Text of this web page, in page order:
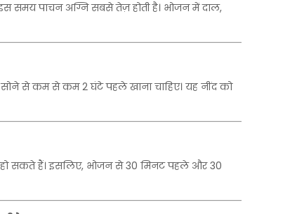
समय पाचन अग्नि सबसे तेज़ होती है। भोजन में दाल,
सोने से कम से कम2घंटे पहले खाना चाहिए। यह नींद को
हो सकते हैं। इसलिए, भोजन से30 मिनट पहले और30